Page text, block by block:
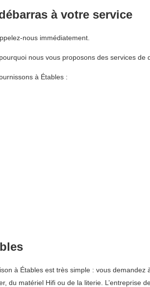
à votre service
nous immédiatement.
nous vous proposons des services
à Étables :
à Étables est très simple : vous
du matériel Hifi ou de la literie.